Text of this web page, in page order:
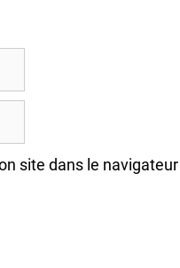
site dans le